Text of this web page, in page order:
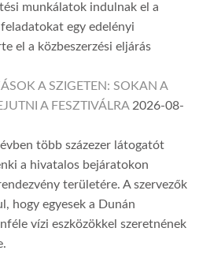
munkálatok indulnak el a
egy edelényi
el a közbeszerzési eljárás
A SZIGETEN: SOKAN A
A FESZTIVÁLRA 2026-08-
több százezer látogatót
a hivatalos bejáratokon
területére. A szervezők
hogy egyesek a Dunán
vízi eszközökkel szeretnének